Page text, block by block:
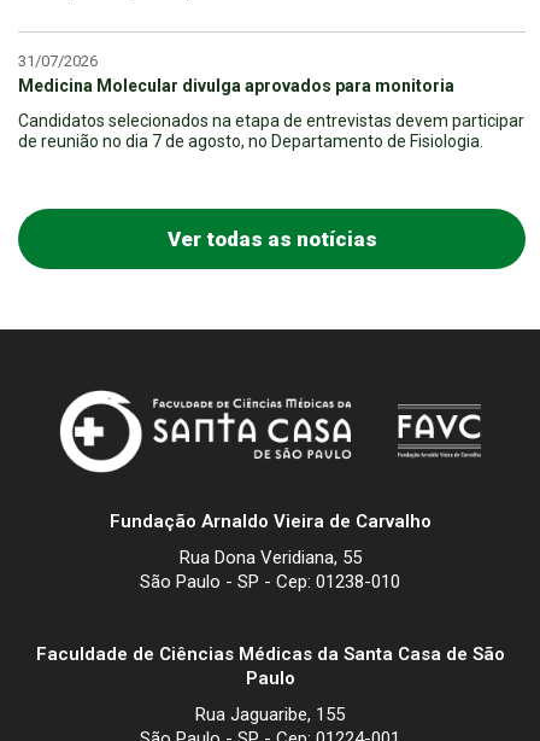
31/07/2026
Medicina Molecular divulga aprovados para monitoria
Candidatos selecionados na etapa de entrevistas devem participar
de reunião no dia 7 de agosto, no Departamento de Fisiologia.
Ver todas as notícias
Fundação Arnaldo Vieira de Carvalho
Rua Dona Veridiana, 55
São Paulo - SP - Cep: 01238-010
Faculdade de Ciências Médicas da Santa Casa de São
Paulo
Rua Jaguaribe, 155